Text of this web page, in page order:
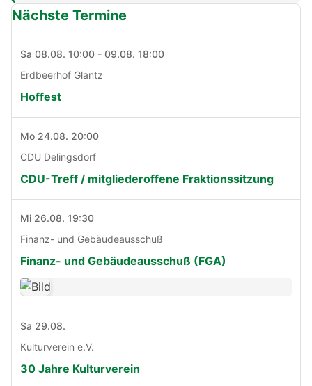
Nächste Termine
Sa 08.08. 10:00 - 09.08. 18:00
Erdbeerhof Glantz
Hoffest
Mo 24.08. 20:00
CDU Delingsdorf
CDU-Treff / mitgliederoffene Fraktionssitzung
Mi 26.08. 19:30
Finanz- und Gebäudeausschuß
Finanz- und Gebäudeausschuß (FGA)
Sa 29.08.
Kulturverein e.V.
30 Jahre Kulturverein